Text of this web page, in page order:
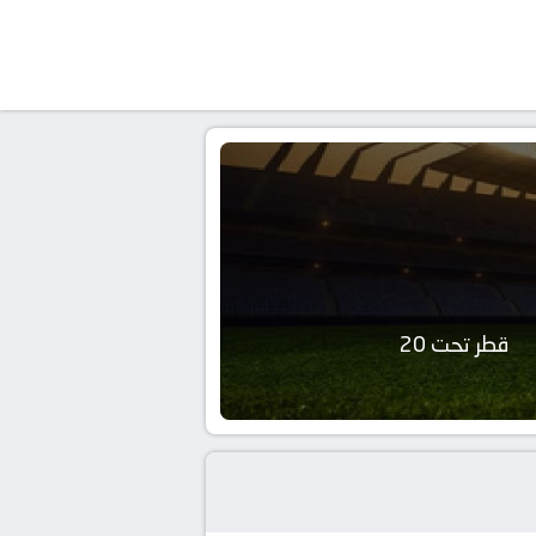
قطر تحت 20